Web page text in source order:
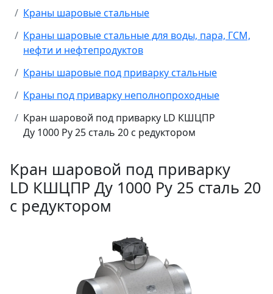
Краны шаровые стальные
Краны шаровые стальные для воды, пара, ГСМ,
нефти и нефтепродуктов
Краны шаровые под приварку стальные
Краны под приварку неполнопроходные
Кран шаровой под приварку LD КШЦПР
Ду 1000 Ру 25 сталь 20 с редуктором
Кран шаровой под приварку
LD КШЦПР Ду 1000 Ру 25 сталь 20
с редуктором